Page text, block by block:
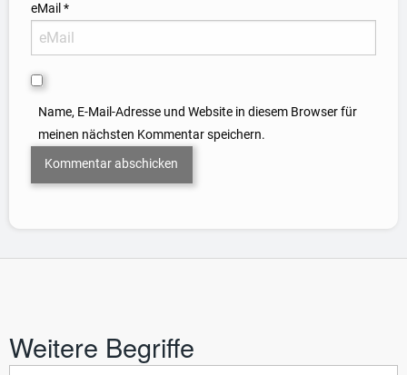
eMail *
Name, E-Mail-Adresse und Website in diesem Browser für
meinen nächsten Kommentar speichern.
Weitere Begriffe